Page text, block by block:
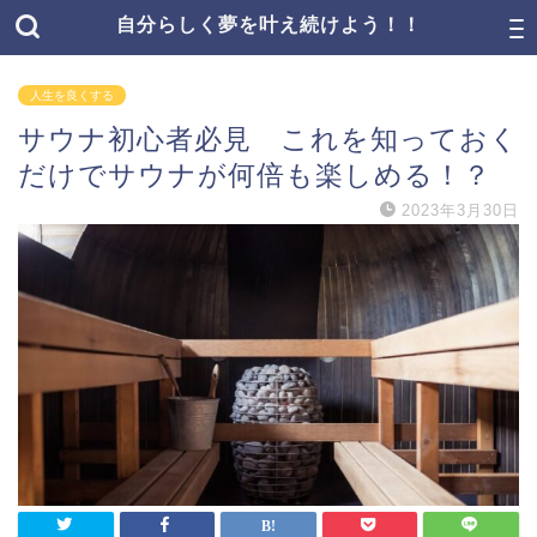
自分らしく夢を叶え続けよう！！
人生を良くする
サウナ初心者必見 これを知っておく
だけでサウナが何倍も楽しめる！？
2023年3月30日